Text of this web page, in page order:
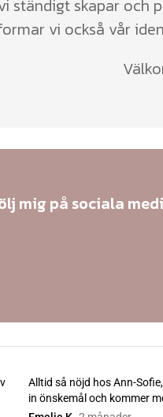
ständigt skapar och
vi också vår
mig på sociala